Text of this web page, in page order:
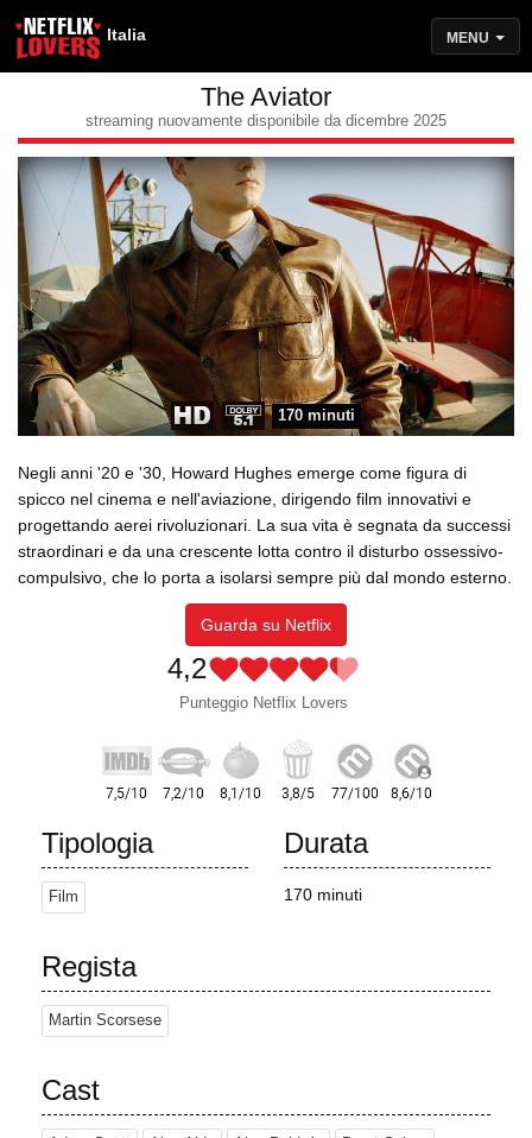
Italia MENU
The Aviator
streaming nuovamente disponibile da dicembre 2025
170 minuti
Negli anni '20 e '30, Howard Hughes emerge come figura di
spicco nel cinema e nell'aviazione, dirigendo film innovativi e
progettando aerei rivoluzionari. La sua vita è segnata da successi
straordinari e da una crescente lotta contro il disturbo ossessivo-
compulsivo, che lo porta a isolarsi sempre più dal mondo esterno.
Guarda su Netflix
4,2
Punteggio Netflix Lovers
Tipologia
Film
Durata
170 minuti
Regista
Martin Scorsese
Cast